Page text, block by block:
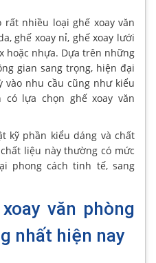
nhiều loại ghế xoay văn
ghế xoay nỉ, ghế xoay lưới
hoặc nhựa. Dựa trên những
gian sang trọng, hiện đại
vào nhu cầu cũng như kiểu
lựa chọn ghế xoay văn
kỹ phần kiểu dáng và chất
liệu này thường có mức
phong cách tinh tế, sang
văn phòng
nhất hiện nay